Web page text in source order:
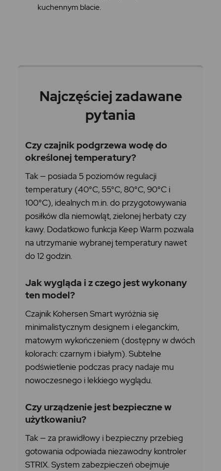
kuchennym blacie.
Najczęściej zadawane
pytania
Czy czajnik podgrzewa wodę do
określonej temperatury?
Tak — posiada 5 poziomów regulacji
temperatury (40°C, 55°C, 80°C, 90°C i
100°C), idealnych m.in. do przygotowywania
posiłków dla niemowląt, zielonej herbaty czy
kawy. Dodatkowo funkcja Keep Warm pozwala
na utrzymanie wybranej temperatury nawet
do 12 godzin.
Jak wygląda i z czego jest wykonany
ten model?
Czajnik Kohersen Smart wyróżnia się
minimalistycznym designem i eleganckim,
matowym wykończeniem (dostępny w dwóch
kolorach: czarnym i białym). Subtelne
podświetlenie podczas pracy nadaje mu
nowoczesnego i lekkiego wyglądu.
Czy urządzenie jest bezpieczne w
użytkowaniu?
Tak — za prawidłowy i bezpieczny przebieg
gotowania odpowiada niezawodny kontroler
STRIX. System zabezpieczeń obejmuje